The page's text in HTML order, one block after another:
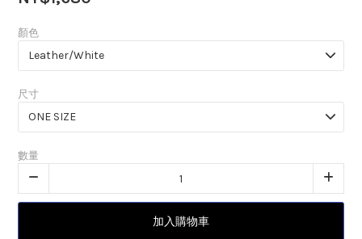
顏色
尺寸
數量
加入購物車